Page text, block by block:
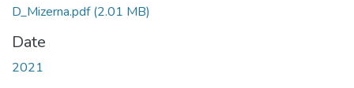
D_Mizerna.pdf(2.01 MB)
Date
2021